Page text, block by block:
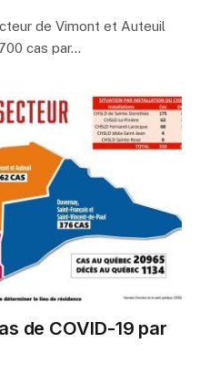
de Vimont et Auteuil
cas par…
de COVID-19 par